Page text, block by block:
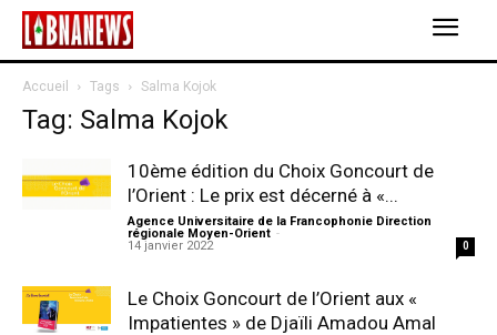
Accueil Tags Salma Kojok
Tag: Salma Kojok
10ème édition du Choix Goncourt de
l’Orient : Le prix est décerné à «...
Agence Universitaire de la Francophonie Direction
régionale Moyen-Orient -
14 janvier 2022
0
Le Choix Goncourt de l’Orient aux «
Impatientes » de Djaïli Amadou Amal